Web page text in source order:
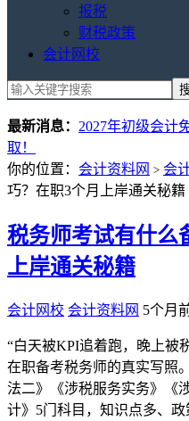
报税
财税政策
会计网校
最新消息： 2027年初级会计
取！
你的位置： 会计资料网 > 会
巧？在职3个月上岸通关秘籍
税务师考试有什么
上岸通关秘籍
会计网校 会计资料网 5个月
“白天被KPI追着跑，晚上
在职备考税务师的真实写照
法二》《涉税服务实务》《
计》5门科目，知识点多、